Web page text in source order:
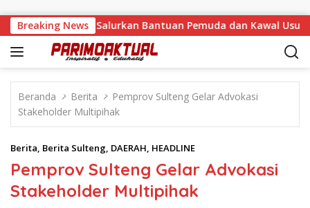
Breaking News
Feinny Salurkan Bantuan Pemuda dan Kawal Usulan
Beranda Berita
Pemprov Sulteng Gelar Advokasi
Stakeholder Multipihak
Berita, Berita Sulteng, DAERAH, HEADLINE
Pemprov Sulteng Gelar Advokasi
Stakeholder Multipihak